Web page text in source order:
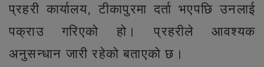
प्रहरी कार्यालय, टीकापुरमा दर्ता भएपछि उनलाई
पक्राउ गरिएको हो। प्रहरीले आवश्यक
अनुसन्धान जारी रहेको बताएको छ।